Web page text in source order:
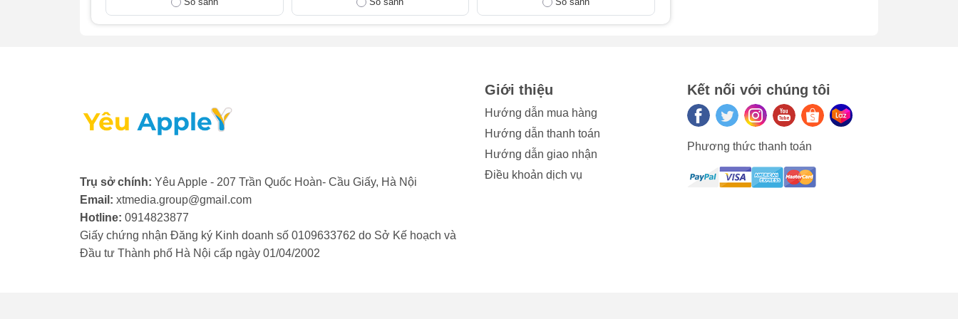
Dù màn hình cảm ứng bên trong vẫn hoạt động bình thường, vết nứt không chỉ làm mất thẩm mỹ mà còn tiềm
- Màn hình cảm ứng bị loạn: Sau khi va đập, màn hình vẫn hiển thị nhưng cảm ứng bị loạn, nhấn không chính
xác hoặc không phản hồi. Vấn đề này có thể do lớp kính bên ngoài bị biến dạng, ảnh hưởng đến cảm biến
- Kính bị hở: Lớp keo dán giữa kính và màn hình bị bong ra, tạo thành khe hở. Tình trạng này có thể xảy ra do
nhiệt độ cao, va đập hoặc pin bị phù. Khe hở này tạo điều kiện cho bụi bẩn và nước xâm nhập, gây hư hại
nghiêm trọng cho các linh kiện bên trong.
Nếu bạn gặp phải một trong các dấu hiệu trên, hãy cân nhắc thay kính cảm ứng Apple Watch để khôi phục lại
Trụ sở chính: Yêu Apple - 207 Trần Quốc Hoàn- Cầu Giấy, Hà Nội
Email: xtmedia.group@gmail.com
Hotline: 0914823877
Giấy chứng nhận Đăng ký Kinh doanh số 0109633762 do Sở Kế hoạch và
Đầu tư Thành phố Hà Nội cấp ngày 01/04/2002
Giới thiệu
Hướng dẫn mua hàng
Hướng dẫn thanh toán
Hướng dẫn giao nhận
Điều khoản dịch vụ
Kết nối với chúng tôi
Phương thức thanh toán